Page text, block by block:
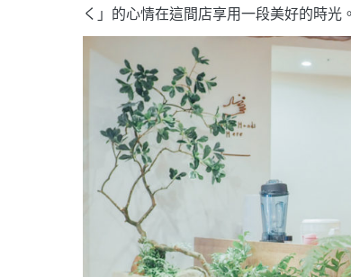
く」的心情在這間店享用一段美好的時光。